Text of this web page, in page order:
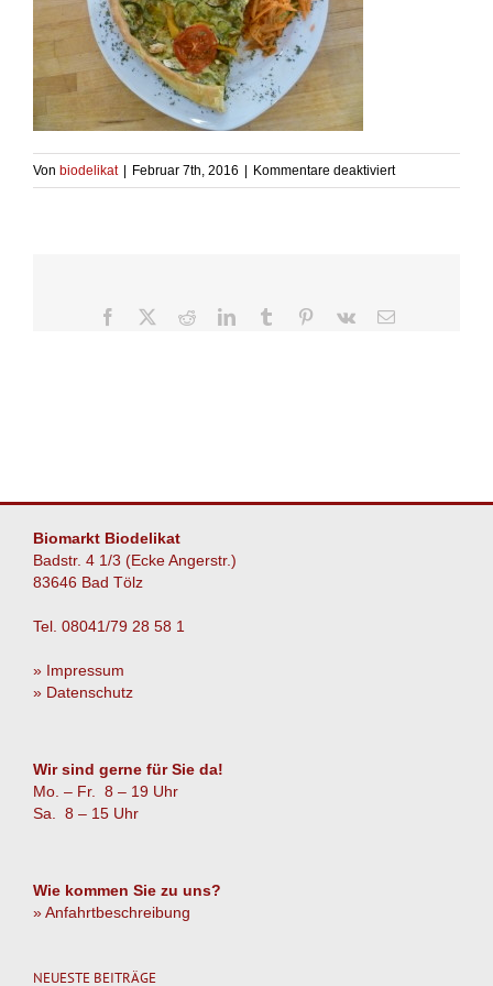
Von biodelikat Februar 7th, 2016 Kommentare deaktiviertfür
P1010283
Facebook RedditLinkedInTumblr Pinterest
Vk
E-
Biomarkt Biodelikat
Badstr. 4 1/3 (Ecke Angerstr.)
83646 Bad Tölz
Tel. 08041/79 28 58 1
» Impressum
» Datenschutz
Wir sind gerne für Sie da!
Mo. – Fr. 8 – 19 Uhr
Sa. 8 – 15 Uhr
Wie kommen Sie zu uns?
» Anfahrtbeschreibung
NEUESTE BEITRÄGE